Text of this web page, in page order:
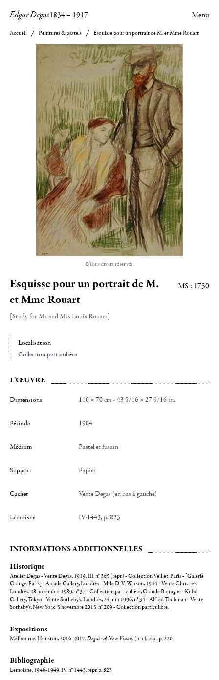
Edgar Degas1834– 1917 Menu
Accueil Peintures & pastels Esquisse pour un portrait de M. et Mme Rouart
©Tous droits réservés.
Esquisse pour un portrait de M.
et Mme Rouart
[Study for Mr and Mrs Louis Rouart]
MS : 1750
Localisation
Collection particulière
L'ŒUVRE
Dimensions 110 × 70 cm - 43 5/16 × 27 9/16 in.
Période 1904
Médium Pastel et fusain
Support papier
Cachet Vente Degas (en bas à gauche)
Lemoisne IV-1443, p. 823
INFORMATIONS ADDITIONNELLES
Historique
Atelier Degas - Vente Degas, 1919, III, n° 365 (repr.) - Collection Veillet, Paris - [Galerie
Grange, Paris] - Arcade Gallery, Londres - Mlle D. V. Watson, 1944 - Vente Christie's,
Londres, 28 novembre 1989, n° 37 - Collection particulière, Grande Bretagne - Kubo
Gallery, Tokyo - Vente Sotheby's, Londres, 24 juin 1996, n° 34 - Alfred Taubman - Vente
Sotheby's, New York, 5 novembre 2015, n° 209 - Collection particulière.
Expositions
Melbourne, Houston, 2016-2017,Degas : A New Vision, (n.n.), repr. p. 220.
Bibliographie
Lemoisne, 1946-1949, IV, n° 1443, repr. p. 823